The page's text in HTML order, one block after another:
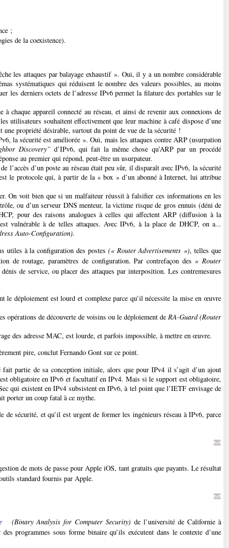
;
de la coexistence).
les attaques par balayage exhaustif ». Oui, il y a un nombre considérable
systématiques qui réduisent le nombre des valeurs possibles, au moins
les derniers octets de l’adresse IPv6 permet la filature des portables sur le
chaque appareil connecté au réseau, et ainsi de revenir aux connexions de
utilisateurs souhaitent effectivement que leur machine à café dispose d’une
propriété désirable, surtout du point de vue de la sécurité !
la sécurité est améliorée ». Oui, mais les attaques contre ARP (usurpation
Discovery” d’IPv6, qui fait la même chose qu’ARP par un procédé
au premier qui répond, peut-être un usurpateur.
d’un poste au réseau était peu sûr, il disparaît avec IPv6, la sécurité
le protocole qui, à partir de la « box » d’un abonné à Internet, lui attribue
On voit bien que si un malfaiteur réussit à falsifier ces informations en les
ou d’un serveur DNS menteur, la victime risque de gros ennuis (déni de
pour des raisons analogues à celles qui affectent ARP (diffusion à la
vulnérable à de telles attaques. Avec IPv6, à la place de DHCP, on a...
Auto-Configuration).
utiles à la configuration des postes (« Router Advertisements »), telles que
de routage, paramètres de configuration. Par contrefaçon des « Router
de service, ou placer des attaques par interposition. Les contremesures
le déploiement est lourd et complexe parce qu’il nécessite la mise en œuvre
opérations de découverte de voisins ou le déploiement de RA-Guard (Router
des adresse MAC, est lourde, et parfois impossible, à mettre en œuvre.
pire, conclut Fernando Gont sur ce point.
partie de sa conception initiale, alors que pour IPv4 il s’agit d’un ajout
obligatoire en IPv6 et facultatif en IPv4. Mais si le support est obligatoire,
qui existent en IPv4 subsistent en IPv6, à tel point que l’IETF envisage de
porter un coup fatal à ce mythe.
de sécurité, et qu’il est urgent de former les ingénieurs réseau à IPv6, parce
de mots de passe pour Apple iOS, tant gratuits que payants. Le résultat
standard fournis par Apple.
(Binary Analysis for Computer Security) de l’université de Californie à
programmes sous forme binaire qu’ils exécutent dans le contexte d’une